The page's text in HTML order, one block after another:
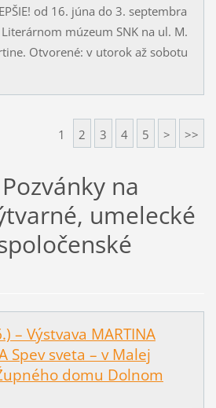
od 16. júna do 3. septembra
múzeum SNK na ul. M.
Otvorené: v utorok až sobotu
1 2 3 4 5 > >>
na
umelecké
– Výstvava MARTINA
Spev sveta – v Malej
domu Dolnom